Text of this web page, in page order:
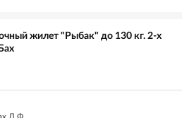
жилет "Рыбак" до 130 кг. 2-х